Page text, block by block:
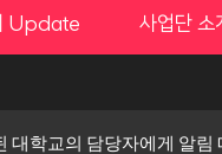
Update 사업단 소
대학교의 담당자에게 알